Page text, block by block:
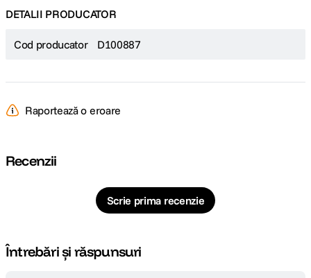
DETALII PRODUCATOR
Cod producator D100887
Raportează o eroare
Recenzii
Scrie prima recenzie
Întrebări și răspunsuri